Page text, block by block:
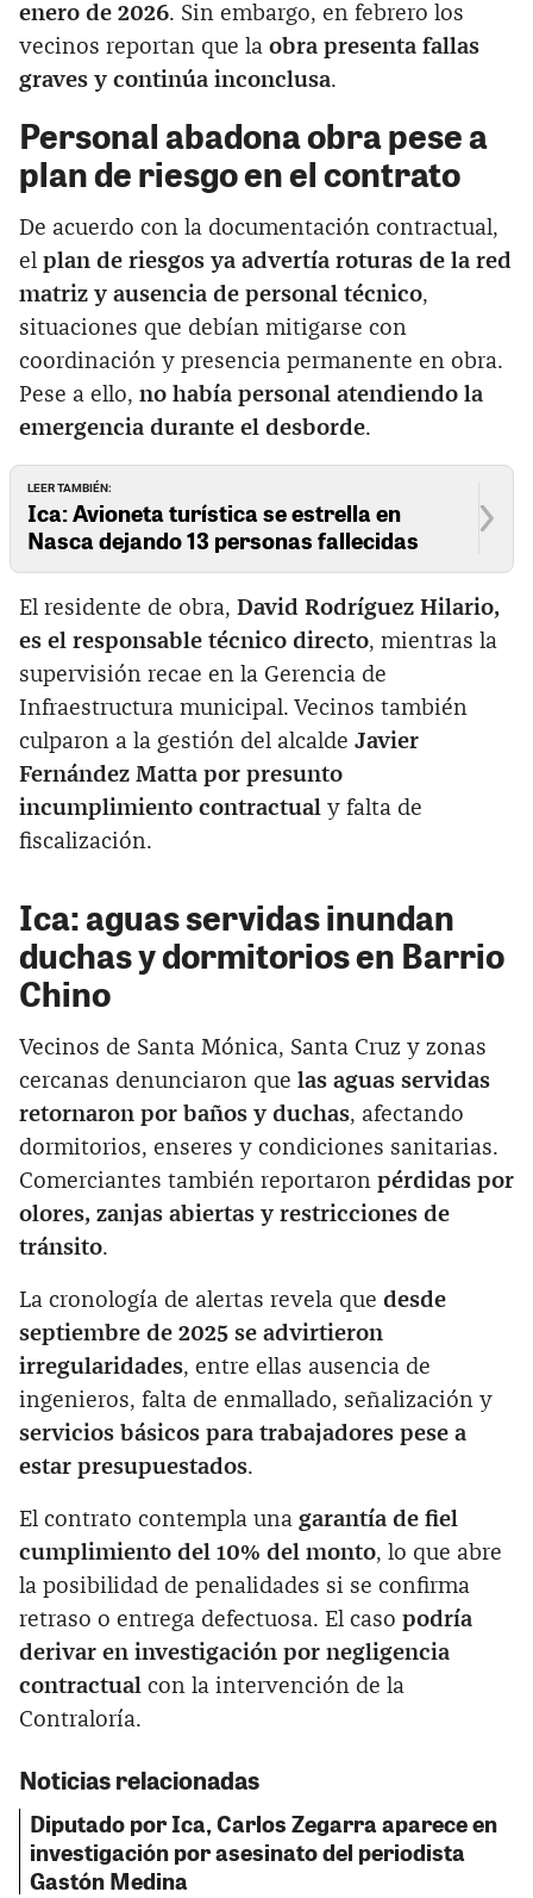
enero de 2026. Sin embargo, en febrero los
vecinos reportan que la obra presenta fallas
graves y continúa inconclusa.
Personal abadona obra pese a
plan de riesgo en el contrato
De acuerdo con la documentación contractual,
el plan de riesgos ya advertía roturas de la red
matriz y ausencia de personal técnico,
situaciones que debían mitigarse con
coordinación y presencia permanente en obra.
Pese a ello, no había personal atendiendo la
emergencia durante el desborde.
LEER TAMBIÉN:
Ica: Avioneta turística se estrella en
Nasca dejando 13 personas fallecidas
El residente de obra, David Rodríguez Hilario,
es el responsable técnico directo, mientras la
supervisión recae en la Gerencia de
Infraestructura municipal. Vecinos también
culparon a la gestión del alcalde Javier
Fernández Matta por presunto
incumplimiento contractual y falta de
fiscalización.
Ica: aguas servidas inundan
duchas y dormitorios en Barrio
Chino
Vecinos de Santa Mónica, Santa Cruz y zonas
cercanas denunciaron que las aguas servidas
retornaron por baños y duchas, afectando
dormitorios, enseres y condiciones sanitarias.
Comerciantes también reportaron pérdidas por
olores, zanjas abiertas y restricciones de
tránsito.
La cronología de alertas revela que desde
septiembre de 2025 se advirtieron
irregularidades, entre ellas ausencia de
ingenieros, falta de enmallado, señalización y
servicios básicos para trabajadores pese a
estar presupuestados.
El contrato contempla una garantía de fiel
cumplimiento del 10% del monto, lo que abre
la posibilidad de penalidades si se confirma
retraso o entrega defectuosa. El caso podría
derivar en investigación por negligencia
contractual con la intervención de la
Contraloría.
Noticias relacionadas
Diputado por Ica, Carlos Zegarra aparece en
investigación por asesinato del periodista
Gastón Medina